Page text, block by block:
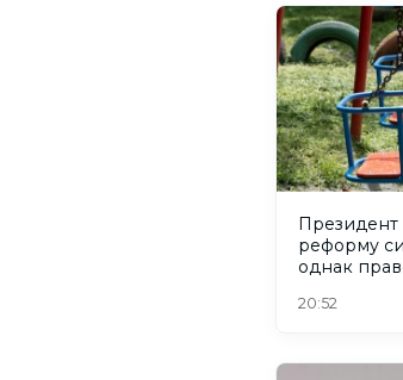
Президент
реформу
однак
20:52